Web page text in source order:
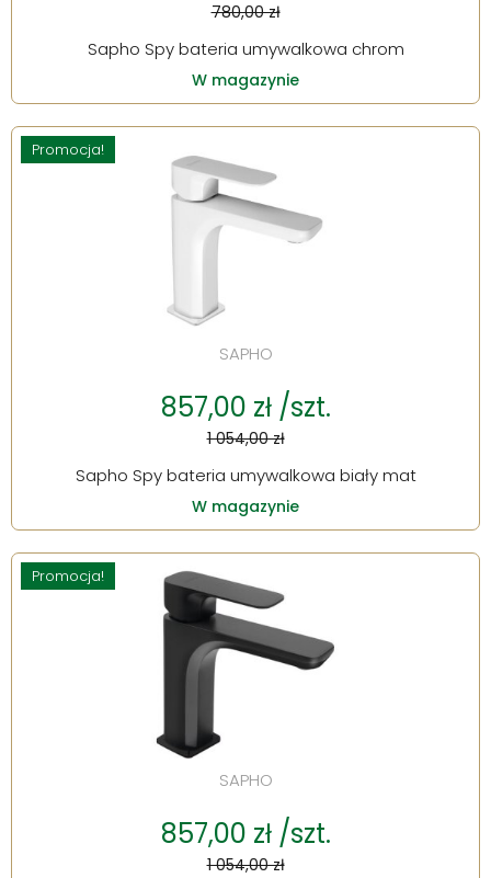
780,00 zł
Sapho Spy bateria umywalkowa chrom
W magazynie
Promocja!
SAPHO
857,00 zł /szt.
1 054,00 zł
Sapho Spy bateria umywalkowa biały mat
W magazynie
Promocja!
SAPHO
857,00 zł /szt.
1 054,00 zł